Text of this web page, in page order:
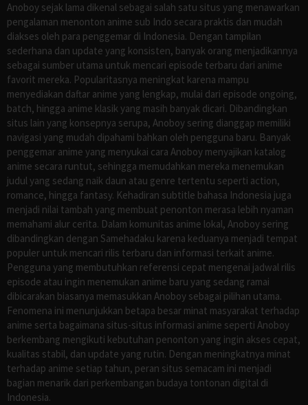
Anoboy sejak lama dikenal sebagai salah satu situs yang menawarkan
pengalaman menonton anime sub Indo secara praktis dan mudah
diakses oleh para penggemar di Indonesia. Dengan tampilan
sederhana dan update yang konsisten, banyak orang menjadikannya
sebagai sumber utama untuk mencari episode terbaru dari anime
favorit mereka. Popularitasnya meningkat karena mampu
menyediakan daftar anime yang lengkap, mulai dari episode ongoing,
batch, hingga anime klasik yang masih banyak dicari. Dibandingkan
situs lain yang konsepnya serupa, Anoboy sering dianggap memiliki
navigasi yang mudah dipahami bahkan oleh pengguna baru. Banyak
penggemar anime yang menyukai cara Anoboy menyajikan katalog
anime secara runtut, sehingga memudahkan mereka menemukan
judul yang sedang naik daun atau genre tertentu seperti action,
romance, hingga fantasy. Kehadiran subtitle bahasa Indonesia juga
menjadi nilai tambah yang membuat penonton merasa lebih nyaman
memahami alur cerita. Dalam komunitas anime lokal, Anoboy sering
dibandingkan dengan Samehadaku karena keduanya menjadi tempat
populer untuk mencari rilis terbaru dan informasi terkait anime.
Pengguna yang membutuhkan referensi cepat mengenai jadwal rilis
episode atau ingin menemukan anime baru yang sedang ramai
dibicarakan biasanya memasukkan Anoboy sebagai pilihan utama.
Fenomena ini menunjukkan betapa besar minat masyarakat terhadap
anime serta bagaimana situs-situs informasi anime seperti Anoboy
berkembang mengikuti kebutuhan penonton yang ingin akses cepat,
kualitas stabil, dan update yang rutin. Dengan meningkatnya minat
terhadap anime setiap tahun, peran situs semacam ini menjadi
bagian menarik dari perkembangan budaya tontonan digital di
Indonesia.